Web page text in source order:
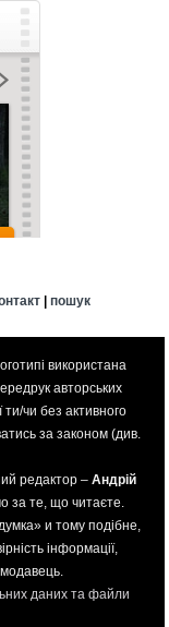
| пошук
використана
авторських
ти/чи без активного
за законом (див.
редактор – Андрій
за те, що читаєте.
и тому подібне,
інформації,
даних та файли